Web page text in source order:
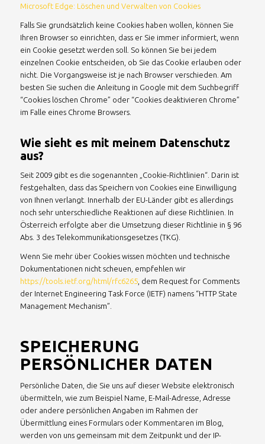
Microsoft Edge: Löschen und Verwalten von Cookies
Falls Sie grundsätzlich keine Cookies haben wollen, können Sie
Ihren Browser so einrichten, dass er Sie immer informiert, wenn
ein Cookie gesetzt werden soll. So können Sie bei jedem
einzelnen Cookie entscheiden, ob Sie das Cookie erlauben oder
nicht. Die Vorgangsweise ist je nach Browser verschieden. Am
besten Sie suchen die Anleitung in Google mit dem Suchbegriff
“Cookies löschen Chrome” oder “Cookies deaktivieren Chrome”
im Falle eines Chrome Browsers.
Wie sieht es mit meinem Datenschutz
aus?
Seit 2009 gibt es die sogenannten „Cookie-Richtlinien“. Darin ist
festgehalten, dass das Speichern von Cookies eine Einwilligung
von Ihnen verlangt. Innerhalb der EU-Länder gibt es allerdings
noch sehr unterschiedliche Reaktionen auf diese Richtlinien. In
Österreich erfolgte aber die Umsetzung dieser Richtlinie in § 96
Abs. 3 des Telekommunikationsgesetzes (TKG).
Wenn Sie mehr über Cookies wissen möchten und technische
Dokumentationen nicht scheuen, empfehlen wir
https://tools.ietf.org/html/rfc6265, dem Request for Comments
der Internet Engineering Task Force (IETF) namens “HTTP State
Management Mechanism”.
SPEICHERUNG
PERSÖNLICHER DATEN
Persönliche Daten, die Sie uns auf dieser Website elektronisch
übermitteln, wie zum Beispiel Name, E-Mail-Adresse, Adresse
oder andere persönlichen Angaben im Rahmen der
Übermittlung eines Formulars oder Kommentaren im Blog,
werden von uns gemeinsam mit dem Zeitpunkt und der IP-